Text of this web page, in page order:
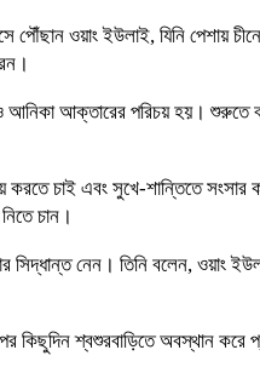
পৌঁছান ওয়াং ইউলাই, যিনি
আনিকা আক্তারের পরিচয় হয়।
চাই এবং সুখে-শান্তিতে
চান।
নেন। তিনি বলেন, ওয়াং
কিছুদিন শ্বশুরবাড়িতে অবস্থান